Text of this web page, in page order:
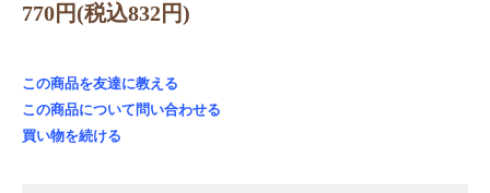
770円(税込832円)
この商品を友達に教える
この商品について問い合わせる
買い物を続ける